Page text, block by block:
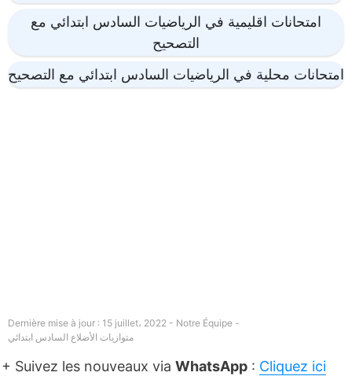
امتحانات اقليمية في الرياضيات السادس ابتدائي مع
التصحيح
امتحانات محلية في الرياضيات السادس ابتدائي مع التصحيح
Dernière mise à jour : 15 juillet، 2022 - Notre Équipe -
متوازيات الأضلاع السادس ابتدائي
+ Suivez les nouveaux via WhatsApp : Cliquez ici